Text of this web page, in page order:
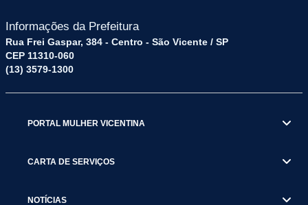
Informações da Prefeitura
Rua Frei Gaspar, 384 - Centro - São Vicente / SP
CEP 11310-060
(13) 3579-1300
PORTAL MULHER VICENTINA
CARTA DE SERVIÇOS
NOTÍCIAS